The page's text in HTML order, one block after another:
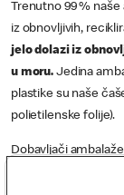
Trenutno 99 %
iz obnovljivih,
jelo dolazi iz
u moru. Jedina
plastike su naše
polietilenske folije).
Dobavljači
lanac nadzora